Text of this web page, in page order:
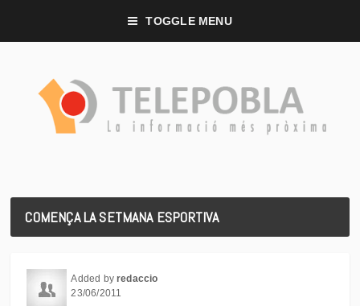
TOGGLE MENU
COMENÇA LA SETMANA ESPORTIVA
Added byredaccio
23/06/2011